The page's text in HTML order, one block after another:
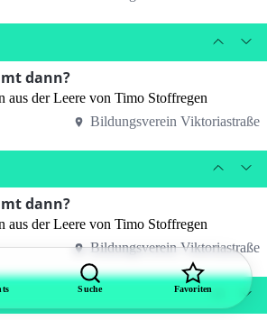
dann?
aus der Leere von Timo Stoffregen
Bildungsverein Viktoriastraße
dann?
aus der Leere von Timo Stoffregen
Bildungsverein Viktoriastraße
Suche Favoriten